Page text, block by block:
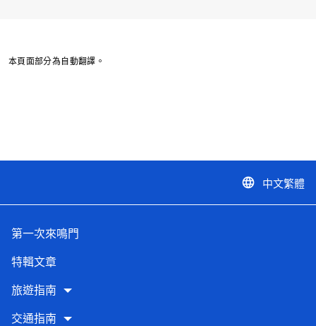
本頁面部分為自動翻譯。
language 中文繁體
第一次來鳴門
特輯文章
旅遊指南
交通指南